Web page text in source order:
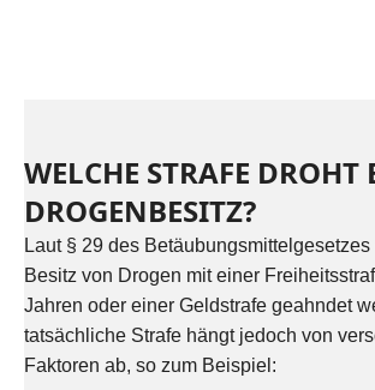
WELCHE STRAFE DROHT
DROGENBESITZ?
Laut § 29 des
Besitz von Drogen mit einer
Jahren oder einer Geldstrafe geahndet
tatsächliche Strafe hängt jedoch von
Faktoren ab, so zum Beispiel: